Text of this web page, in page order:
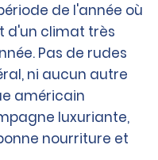
de l'année où
d'un climat très
Pas de rudes
ni aucun autre
américain
luxuriante,
nourriture et